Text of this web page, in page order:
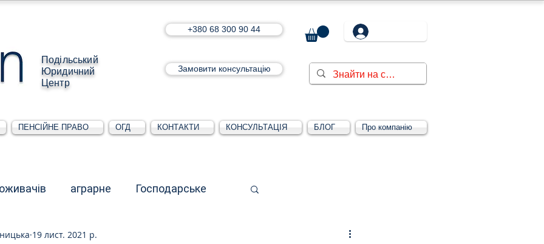
Подільський
Юридичний
Центр
+380 68 300 90 44
Замовити консультацію
ПЕНСІЙНЕ ПРАВО ОГД КОНТАКТИ КОНСУЛЬТАЦІЯ БЛОГ Про компанію
аграрне Господарське
Для юридичних осіб
19 лист. 2021 р.